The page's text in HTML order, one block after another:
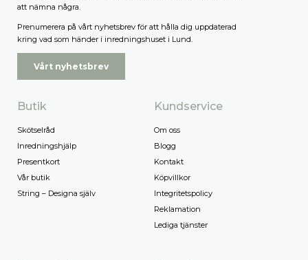
att nämna några.
Prenumerera på vårt nyhetsbrev för att hålla dig uppdaterad
kring vad som händer i inredningshuset i Lund.
Vårt nyhetsbrev
Butik
Skötselråd
Inredningshjälp
Presentkort
Vår butik
String – Designa själv
Kundservice
Om oss
Blogg
Kontakt
Köpvillkor
Integritetspolicy
Reklamation
Lediga tjänster